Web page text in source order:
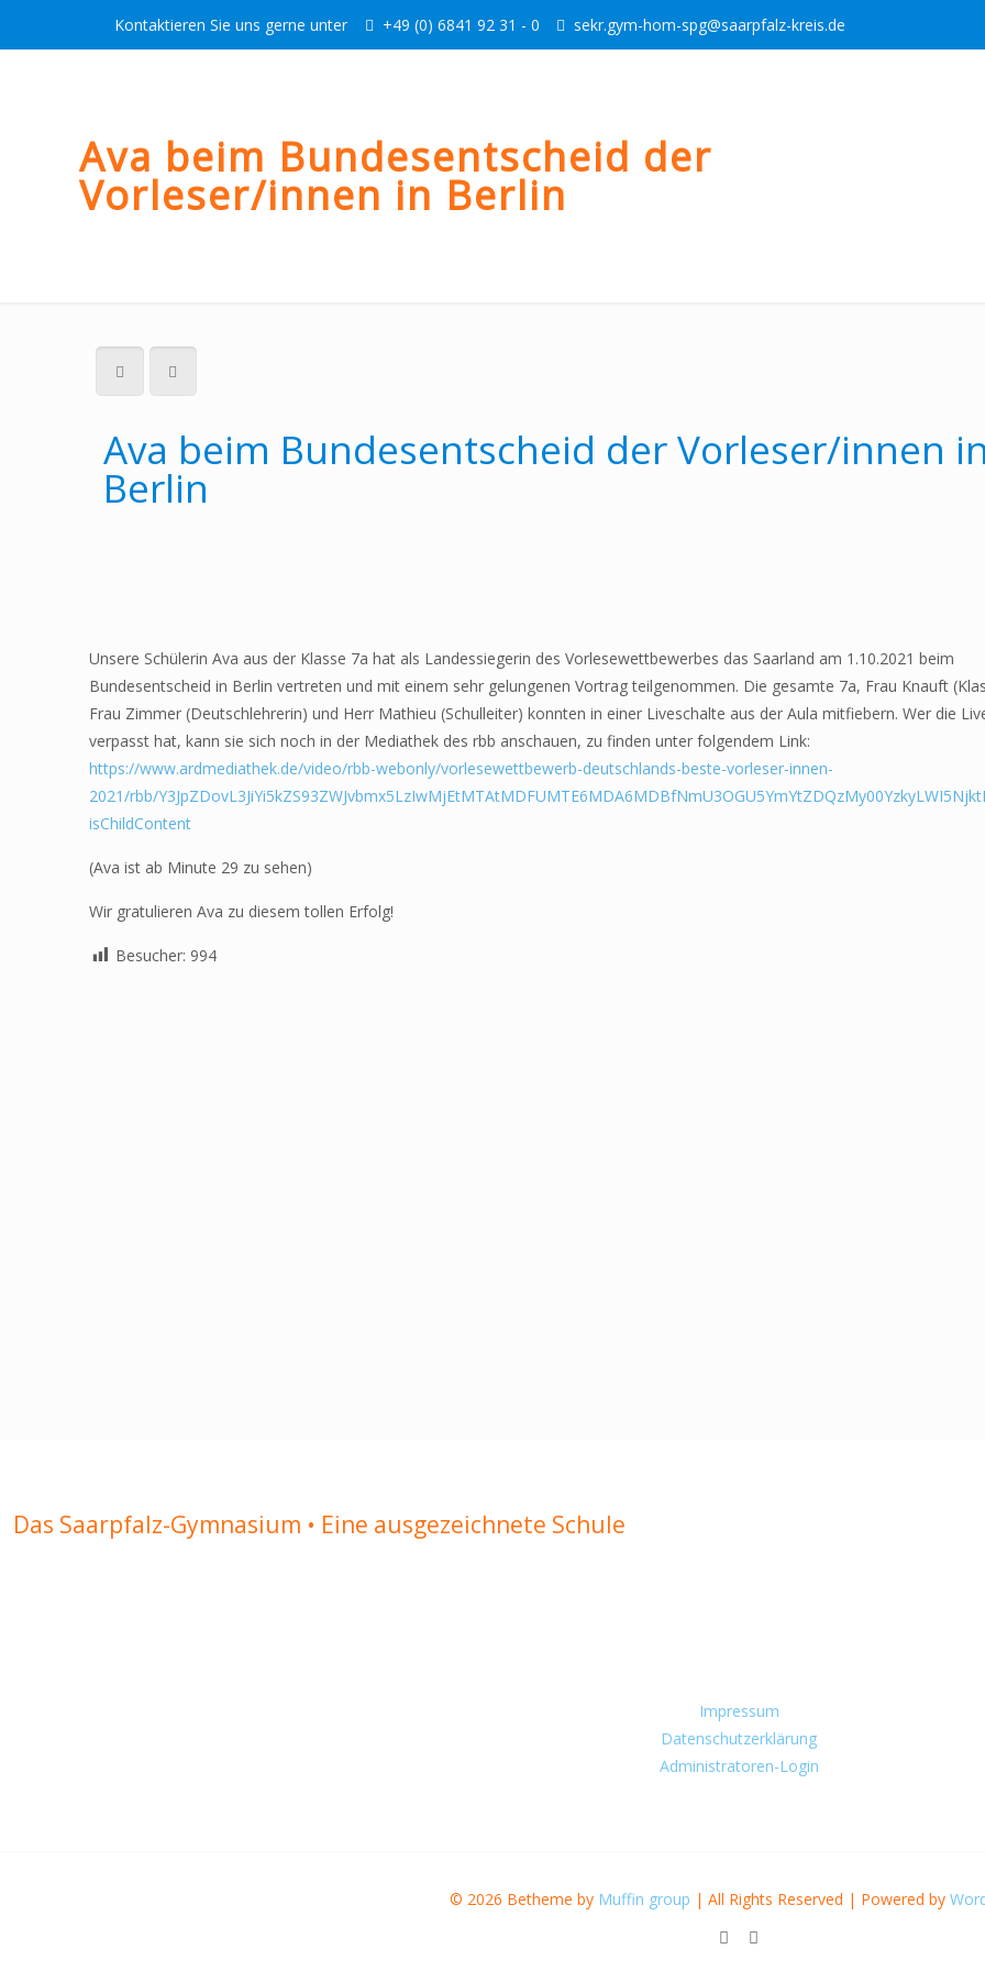
Kontaktieren Sie uns gerne unter +49 (0) 6841 92 31 - 0 sekr.gym-hom-spg@saarpfalz-kreis.de
Ava beim Bundesentscheid der
Vorleser/innen in Berlin
Ava beim Bundesentscheid der Vorleser/innen in
Berlin
Unsere Schülerin Ava aus der Klasse 7a hat als Landessiegerin des Vorlesewettbewerbes das Saarland am 1.10.2021 beim
Bundesentscheid in Berlin vertreten und mit einem sehr gelungenen Vortrag teilgenommen. Die gesamte 7a, Frau Knauft
Frau Zimmer (Deutschlehrerin) und Herr Mathieu (Schulleiter) konnten in einer Liveschalte aus der Aula mitfiebern. Wer die
verpasst hat, kann sie sich noch in der Mediathek des rbb anschauen, zu finden unter folgendem Link:
https://www.ardmediathek.de/video/rbb-webonly/vorlesewettbewerb-deutschlands-beste-vorleser-innen-
2021/rbb/
isChildContent
(Ava ist ab Minute 29 zu sehen)
Wir gratulieren Ava zu diesem tollen Erfolg!
Besucher: 994
Das Saarpfalz-Gymnasium • Eine ausgezeichnete Schule
Impressum
Datenschutzerklärung
Administratoren-Login
© 2026 Betheme by Muffin group | All Rights Reserved | Powered by